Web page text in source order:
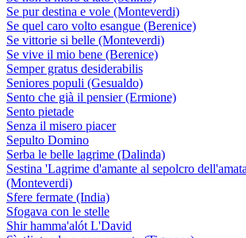
Se pur destina e vole (Monteverdi)
Se quel caro volto esangue (Berenice)
Se vittorie si belle (Monteverdi)
Se vive il mio bene (Berenice)
Semper gratus desiderabilis
Seniores populi (Gesualdo)
Sento che già il pensier (Ermione)
Sento pietade
Senza il misero piacer
Sepulto Domino
Serba le belle lagrime (Dalinda)
Sestina 'Lagrime d'amante al sepolcro
(Monteverdi)
Sfere fermate (India)
Sfogava con le stelle
Shir hamma'alót L'David